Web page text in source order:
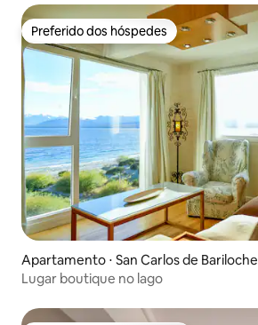
Preferido dos hóspedes
Preferido dos hóspedes
Apartamento ⋅ San Carlos de Bariloche
Lugar boutique no lago